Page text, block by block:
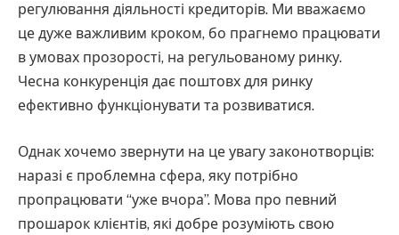
регулювання діяльності кредиторів. Ми вважаємо
це дуже важливим кроком, бо прагнемо працювати
в умовах прозорості, на регульованому ринку.
Чесна конкуренція дає поштовх для ринку
ефективно функціонувати та розвиватися.
Однак хочемо звернути на це увагу законотворців:
наразі є проблемна сфера, яку потрібно
пропрацювати “уже вчора”. Мова про певний
прошарок клієнтів, які добре розуміють свою